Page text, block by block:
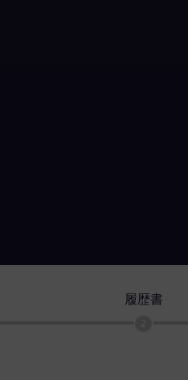
履歴書